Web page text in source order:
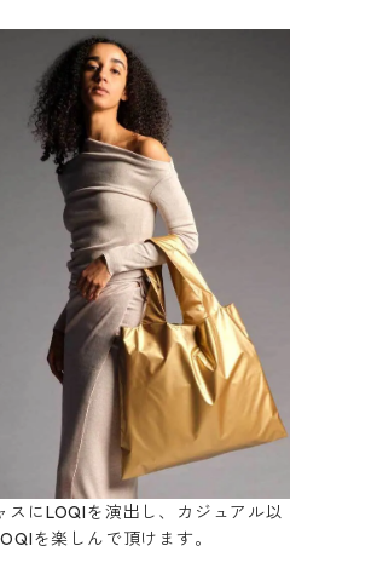
スにLOQIを演出し、カジュアル以
を楽しんで頂けます。